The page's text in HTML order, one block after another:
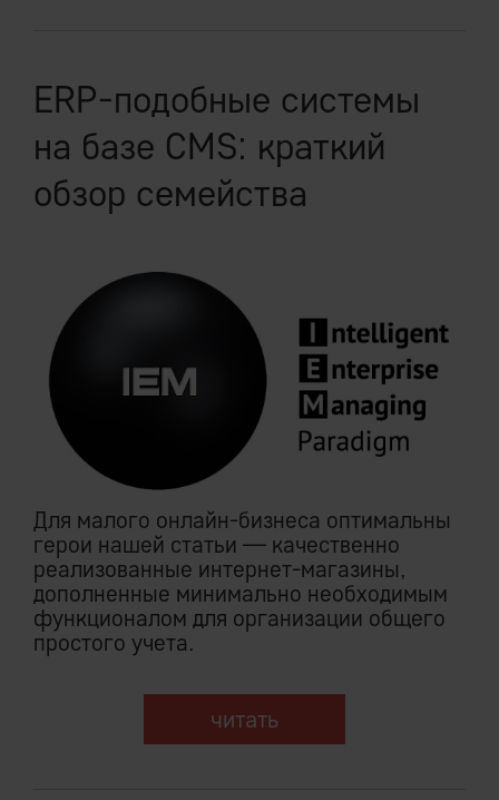
ERP-подобные системы
на базе CMS: краткий
обзор семейства
Для малого онлайн-бизнеса оптимальны
герои нашей статьи — качественно
реализованные интернет-магазины,
дополненные минимально необходимым
функционалом для организации общего
простого учета.
читать